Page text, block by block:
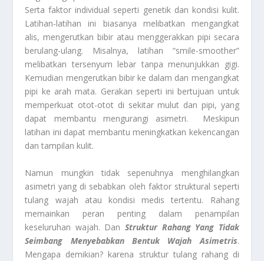
Serta faktor individual seperti genetik dan kondisi kulit.
Latihan-latihan ini biasanya melibatkan mengangkat
alis, mengerutkan bibir atau menggerakkan pipi secara
berulang-ulang. Misalnya, latihan “smile-smoother”
melibatkan tersenyum lebar tanpa menunjukkan gigi.
Kemudian mengerutkan bibir ke dalam dan mengangkat
pipi ke arah mata. Gerakan seperti ini bertujuan untuk
memperkuat otot-otot di sekitar mulut dan pipi, yang
dapat membantu mengurangi asimetri. Meskipun
latihan ini dapat membantu meningkatkan kekencangan
dan tampilan kulit.
Namun mungkin tidak sepenuhnya menghilangkan
asimetri yang di sebabkan oleh faktor struktural seperti
tulang wajah atau kondisi medis tertentu. Rahang
memainkan peran penting dalam penampilan
keseluruhan wajah. Dan Struktur Rahang Yang Tidak
Seimbang Menyebabkan Bentuk Wajah Asimetris.
Mengapa demikian? karena struktur tulang rahang di